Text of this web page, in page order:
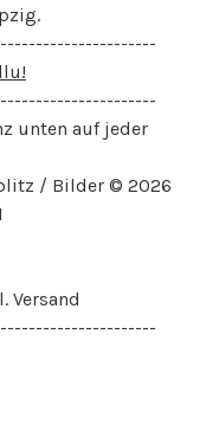
unten auf jeder
/ Bilder © 2026
Versand